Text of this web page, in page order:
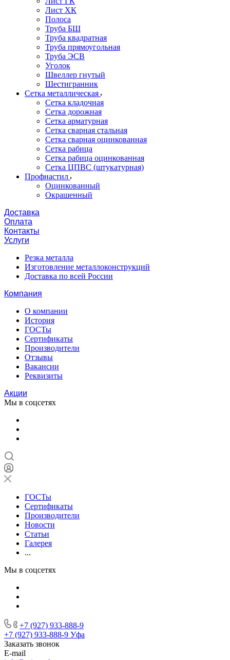
Лист ХК
Полоса
Труба БШ
Труба квадратная
Труба прямоугольная
Труба ЭСВ
Уголок
Швеллер гнутый
Шестигранник
Сетка металлическая
Сетка кладочная
Сетка дорожная
Сетка арматурная
Сетка сварная стальная
Сетка сварная оцинкованная
Сетка рабица
Сетка рабица оцинкованная
Сетка ЦПВС (штукатурная)
Профнастил
Оцинкованный
Окрашенный
Доставка
Оплата
Контакты
Услуги
Резка металла
Изготовление металлоконструкций
Доставка по всей России
Компания
О компании
История
ГОСТы
Сертификаты
Производители
Отзывы
Вакансии
Реквизиты
Акции
Мы в соцсетях
ГОСТы
Сертификаты
Производители
Новости
Статьи
Галерея
...
Мы в соцсетях
+7 (927) 933-888-9
+7 (927) 933-888-9 Уфа
Заказать звонок
E-mail